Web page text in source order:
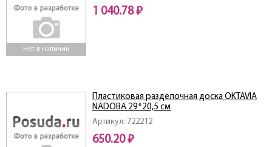
Нет в наличии
1 040.78 ₽
Артикул: 722212
Пластиковая разделочная доска OKTAVIA
NADOBA 29*20,5 см
650.20 ₽